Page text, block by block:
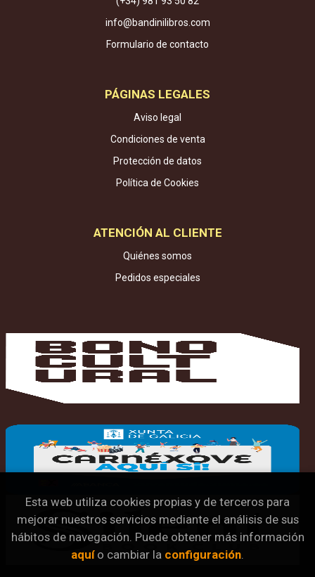
info@bandinilibros.com
Formulario de contacto
PÁGINAS LEGALES
Aviso legal
Condiciones de venta
Protección de datos
Política de Cookies
ATENCIÓN AL CLIENTE
Quiénes somos
Pedidos especiales
Esta web utiliza cookies propias y de terceros para
mejorar nuestros servicios mediante el análisis de sus
hábitos de navegación. Puede obtener más información
aquío cambiar la configuración.